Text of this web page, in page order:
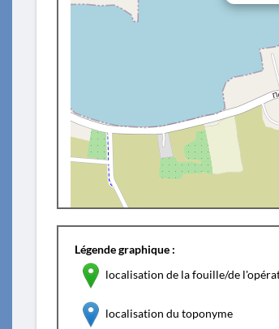
Légende graphique :
localisation de la fouille/de
localisation du toponyme